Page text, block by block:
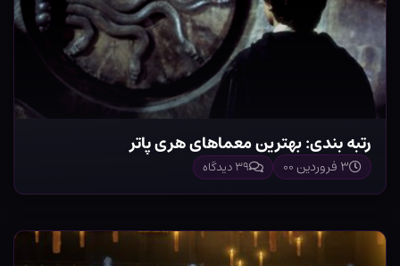
رتبه بندی: بهترین معماهای هری پاتر
۳ فروردین ۰۰ ۳۹ دیدگاه